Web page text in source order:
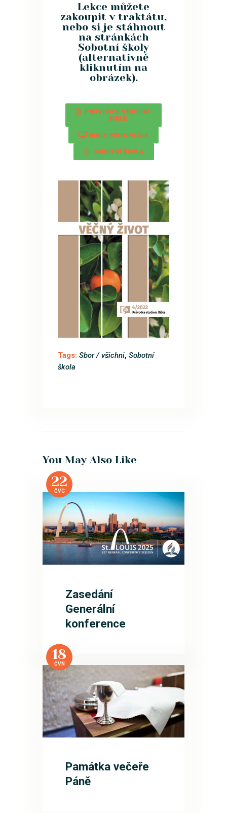
Lekce můžete
zakoupit v traktátu,
nebo si je stáhnout
na stránkách
Sobotní školy
(alternativně
kliknutím na
obrázek).
PRŮVODCE STUDIEM
BIBLE
BIBLE PRO DNEŠEK
SOBOTNÍ ŠKOLA
Tags: Sbor / všichni, Sobotní
škola
You May Also Like
22
ČVC
Zasedání
Generální
konference
18
ČVN
Památka večeře
Páně